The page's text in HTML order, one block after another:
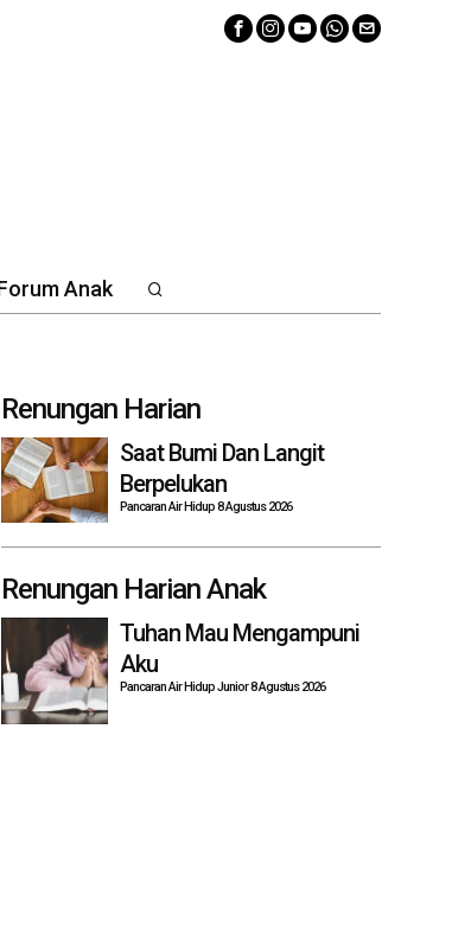
Anak
Renungan Harian
Saat Bumi Dan Langit
Berpelukan
Pancaran Air Hidup 8 Agustus 2026
Renungan Harian Anak
Tuhan Mau Mengampuni
Aku
Pancaran Air Hidup Junior 8 Agustus 2026